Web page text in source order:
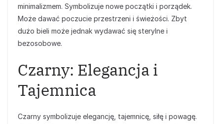
minimalizmem. Symbolizuje nowe początki i porządek.
Może dawać poczucie przestrzeni i świeżości. Zbyt
dużo bieli może jednak wydawać się sterylne i
bezosobowe.
Czarny: Elegancja i
Tajemnica
Czarny symbolizuje elegancję, tajemnicę, siłę i powagę.